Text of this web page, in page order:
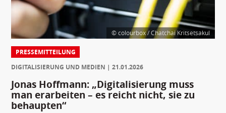
© colourbox / Chatchai Kritsetsakul
PRESSEMITTEILUNG
DIGITALISIERUNG UND MEDIEN
21.01.2026
Jonas Hoffmann: „Digitalisierung muss
man erarbeiten – es reicht nicht, sie zu
behaupten“